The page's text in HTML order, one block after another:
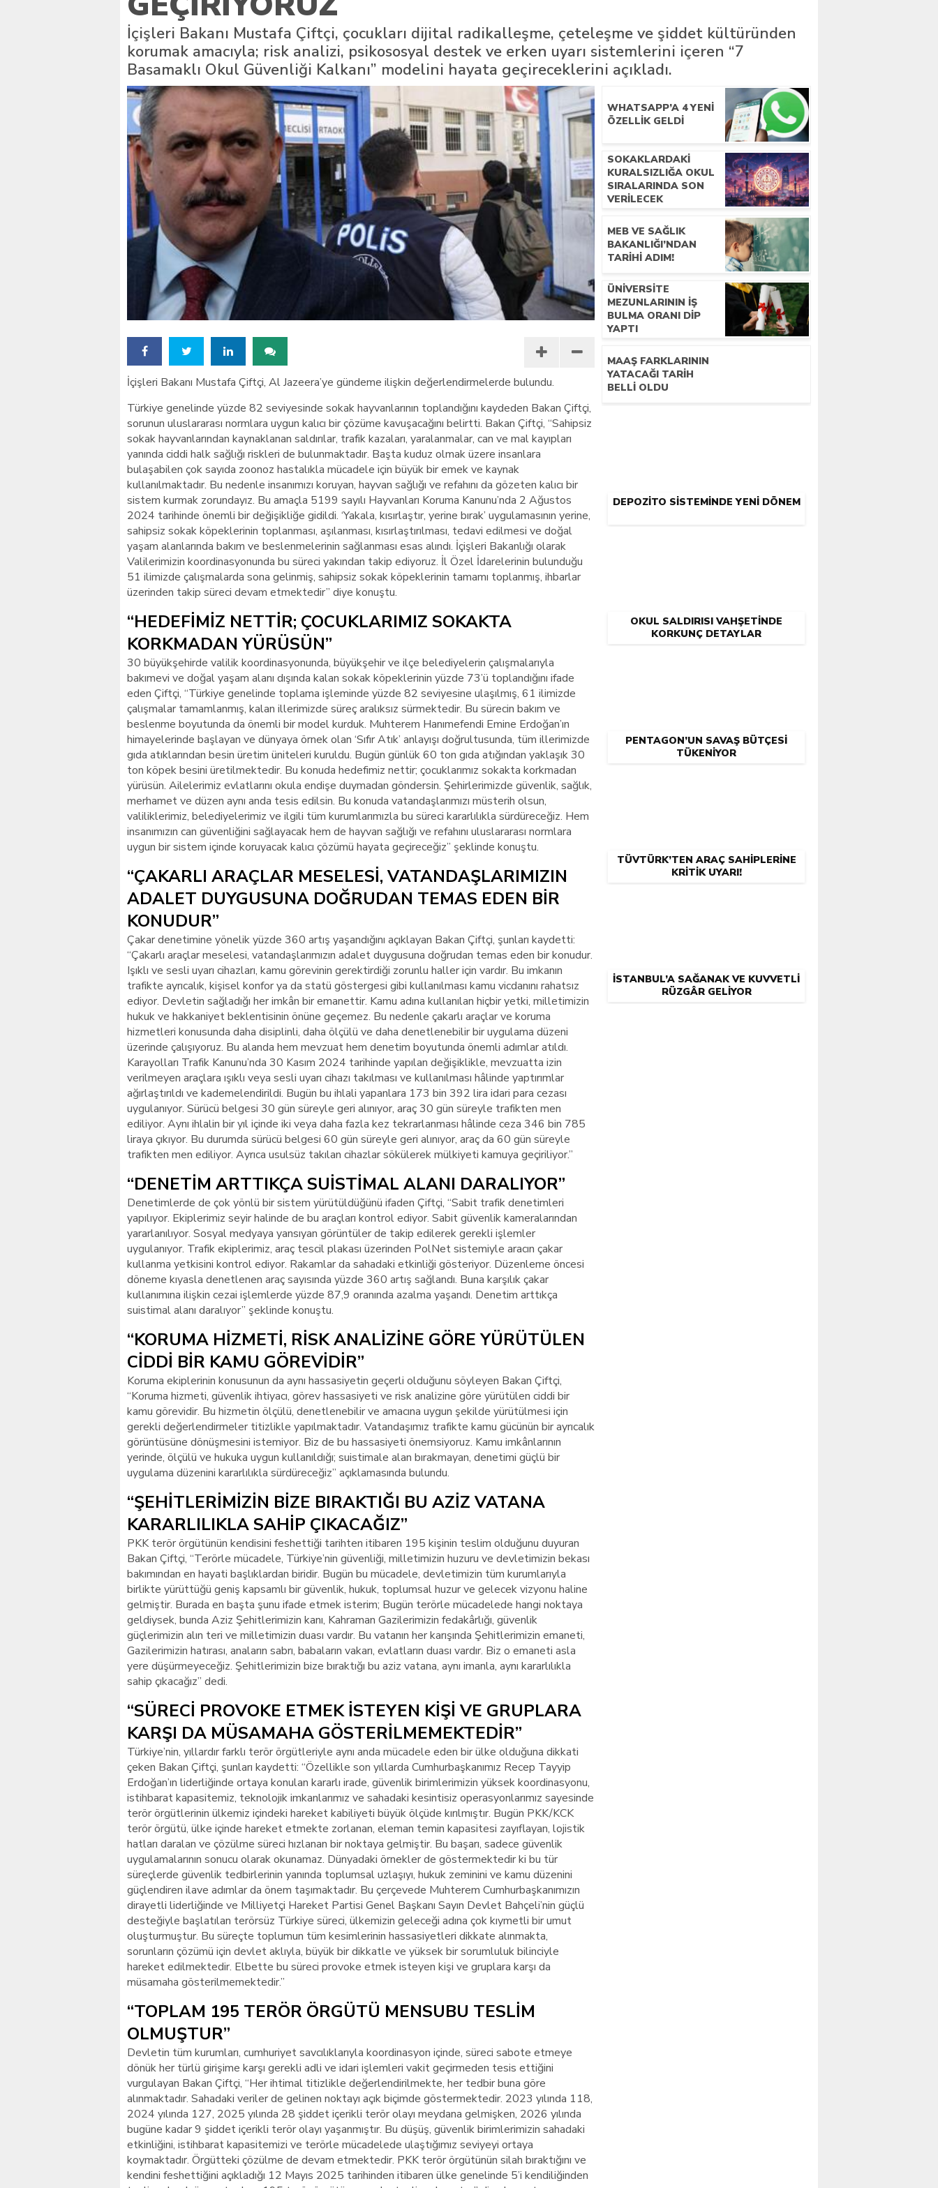
İstanbul’daki okullar için mescid talimatı
İçişleri Bakanı Mustafa Çiftçi, çocukları dijital radikalleşme, çeteleşme ve şiddet kültüründen
korumak amacıyla; risk analizi, psikososyal destek ve erken uyarı sistemlerini içeren “7
Basamaklı Okul Güvenliği Kalkanı” modelini hayata geçireceklerini açıkladı.
İçişleri Bakanı Mustafa Çiftçi, Al Jazeera’ye gündeme ilişkin değerlendirmelerde bulundu.
Türkiye genelinde yüzde 82 seviyesinde sokak hayvanlarının toplandığını kaydeden Bakan Çiftçi,
sorunun uluslararası normlara uygun kalıcı bir çözüme kavuşacağını belirtti. Bakan Çiftçi, “Sahipsiz
sokak hayvanlarından kaynaklanan saldırılar, trafik kazaları, yaralanmalar, can ve mal kayıpları
yanında ciddi halk sağlığı riskleri de bulunmaktadır. Başta kuduz olmak üzere insanlara
bulaşabilen çok sayıda zoonoz hastalıkla mücadele için büyük bir emek ve kaynak
kullanılmaktadır. Bu nedenle insanımızı koruyan, hayvan sağlığı ve refahını da gözeten kalıcı bir
sistem kurmak zorundayız. Bu amaçla 5199 sayılı Hayvanları Koruma Kanunu’nda 2 Ağustos
2024 tarihinde önemli bir değişikliğe gidildi. ‘Yakala, kısırlaştır, yerine bırak’ uygulamasının yerine,
sahipsiz sokak köpeklerinin toplanması, aşılanması, kısırlaştırılması, tedavi edilmesi ve doğal
yaşam alanlarında bakım ve beslenmelerinin sağlanması esas alındı. İçişleri Bakanlığı olarak
Valilerimizin koordinasyonunda bu süreci yakından takip ediyoruz. İl Özel İdarelerinin bulunduğu
51 ilimizde çalışmalarda sona gelinmiş, sahipsiz sokak köpeklerinin tamamı toplanmış, ihbarlar
üzerinden takip süreci devam etmektedir” diye konuştu.
“HEDEFİMİZ NETTİR; ÇOCUKLARIMIZ SOKAKTA
KORKMADAN YÜRÜSÜN”
30 büyükşehirde valilik koordinasyonunda, büyükşehir ve ilçe belediyelerin çalışmalarıyla
bakımevi ve doğal yaşam alanı dışında kalan sokak köpeklerinin yüzde 73’ü toplandığını ifade
eden Çiftçi, “Türkiye genelinde toplama işleminde yüzde 82 seviyesine ulaşılmış, 61 ilimizde
çalışmalar tamamlanmış, kalan illerimizde süreç aralıksız sürmektedir. Bu sürecin bakım ve
beslenme boyutunda da önemli bir model kurduk. Muhterem Hanımefendi Emine Erdoğan’ın
himayelerinde başlayan ve dünyaya örnek olan ‘Sıfır Atık’ anlayışı doğrultusunda, tüm illerimizde
gıda atıklarından besin üretim üniteleri kuruldu. Bugün günlük 60 ton gıda atığından yaklaşık 30
ton köpek besini üretilmektedir. Bu konuda hedefimiz nettir; çocuklarımız sokakta korkmadan
yürüsün. Ailelerimiz evlatlarını okula endişe duymadan göndersin. Şehirlerimizde güvenlik, sağlık,
merhamet ve düzen aynı anda tesis edilsin. Bu konuda vatandaşlarımızı müsterih olsun,
valiliklerimiz, belediyelerimiz ve ilgili tüm kurumlarımızla bu süreci kararlılıkla sürdüreceğiz. Hem
insanımızın can güvenliğini sağlayacak hem de hayvan sağlığı ve refahını uluslararası normlara
uygun bir sistem içinde koruyacak kalıcı çözümü hayata geçireceğiz” şeklinde konuştu.
“ÇAKARLI ARAÇLAR MESELESİ, VATANDAŞLARIMIZIN
ADALET DUYGUSUNA DOĞRUDAN TEMAS EDEN BİR
KONUDUR”
Çakar denetimine yönelik yüzde 360 artış yaşandığını açıklayan Bakan Çiftçi, şunları kaydetti:
“Çakarlı araçlar meselesi, vatandaşlarımızın adalet duygusuna doğrudan temas eden bir konudur.
Işıklı ve sesli uyarı cihazları, kamu görevinin gerektirdiği zorunlu haller için vardır. Bu imkanın
trafikte ayrıcalık, kişisel konfor ya da statü göstergesi gibi kullanılması kamu vicdanını rahatsız
ediyor. Devletin sağladığı her imkân bir emanettir. Kamu adına kullanılan hiçbir yetki, milletimizin
hukuk ve hakkaniyet beklentisinin önüne geçemez. Bu nedenle çakarlı araçlar ve koruma
hizmetleri konusunda daha disiplinli, daha ölçülü ve daha denetlenebilir bir uygulama düzeni
üzerinde çalışıyoruz. Bu alanda hem mevzuat hem denetim boyutunda önemli adımlar atıldı.
Karayolları Trafik Kanunu’nda 30 Kasım 2024 tarihinde yapılan değişiklikle, mevzuatta izin
verilmeyen araçlara ışıklı veya sesli uyarı cihazı takılması ve kullanılması hâlinde yaptırımlar
ağırlaştırıldı ve kademelendirildi. Bugün bu ihlali yapanlara 173 bin 392 lira idari para cezası
uygulanıyor. Sürücü belgesi 30 gün süreyle geri alınıyor, araç 30 gün süreyle trafikten men
ediliyor. Aynı ihlalin bir yıl içinde iki veya daha fazla kez tekrarlanması hâlinde ceza 346 bin 785
liraya çıkıyor. Bu durumda sürücü belgesi 60 gün süreyle geri alınıyor, araç da 60 gün süreyle
trafikten men ediliyor. Ayrıca usulsüz takılan cihazlar sökülerek mülkiyeti kamuya geçiriliyor.”
“DENETİM ARTTIKÇA SUİSTİMAL ALANI DARALIYOR”
Denetimlerde de çok yönlü bir sistem yürütüldüğünü ifaden Çiftçi, “Sabit trafik denetimleri
yapılıyor. Ekiplerimiz seyir halinde de bu araçları kontrol ediyor. Sabit güvenlik kameralarından
yararlanılıyor. Sosyal medyaya yansıyan görüntüler de takip edilerek gerekli işlemler
uygulanıyor. Trafik ekiplerimiz, araç tescil plakası üzerinden PolNet sistemiyle aracın çakar
kullanma yetkisini kontrol ediyor. Rakamlar da sahadaki etkinliği gösteriyor. Düzenleme öncesi
döneme kıyasla denetlenen araç sayısında yüzde 360 artış sağlandı. Buna karşılık çakar
kullanımına ilişkin cezai işlemlerde yüzde 87,9 oranında azalma yaşandı. Denetim arttıkça
suistimal alanı daralıyor” şeklinde konuştu.
“KORUMA HİZMETİ, RİSK ANALİZİNE GÖRE YÜRÜTÜLEN
CİDDİ BİR KAMU GÖREVİDİR”
Koruma ekiplerinin konusunun da aynı hassasiyetin geçerli olduğunu söyleyen Bakan Çiftçi,
“Koruma hizmeti, güvenlik ihtiyacı, görev hassasiyeti ve risk analizine göre yürütülen ciddi bir
kamu görevidir. Bu hizmetin ölçülü, denetlenebilir ve amacına uygun şekilde yürütülmesi için
gerekli değerlendirmeler titizlikle yapılmaktadır. Vatandaşımız trafikte kamu gücünün bir ayrıcalık
görüntüsüne dönüşmesini istemiyor. Biz de bu hassasiyeti önemsiyoruz. Kamu imkânlarının
yerinde, ölçülü ve hukuka uygun kullanıldığı; suistimale alan bırakmayan, denetimi güçlü bir
uygulama düzenini kararlılıkla sürdüreceğiz” açıklamasında bulundu.
“ŞEHİTLERİMİZİN BİZE BIRAKTIĞI BU AZİZ VATANA
KARARLILIKLA SAHİP ÇIKACAĞIZ”
PKK terör örgütünün kendisini feshettiği tarihten itibaren 195 kişinin teslim olduğunu duyuran
Bakan Çiftçi, “Terörle mücadele, Türkiye’nin güvenliği, milletimizin huzuru ve devletimizin bekası
bakımından en hayati başlıklardan biridir. Bugün bu mücadele, devletimizin tüm kurumlarıyla
birlikte yürüttüğü geniş kapsamlı bir güvenlik, hukuk, toplumsal huzur ve gelecek vizyonu haline
gelmiştir. Burada en başta şunu ifade etmek isterim; Bugün terörle mücadelede hangi noktaya
geldiysek, bunda Aziz Şehitlerimizin kanı, Kahraman Gazilerimizin fedakârlığı, güvenlik
güçlerimizin alın teri ve milletimizin duası vardır. Bu vatanın her karışında Şehitlerimizin emaneti,
Gazilerimizin hatırası, anaların sabrı, babaların vakarı, evlatların duası vardır. Biz o emaneti asla
yere düşürmeyeceğiz. Şehitlerimizin bize bıraktığı bu aziz vatana, aynı imanla, aynı kararlılıkla
sahip çıkacağız” dedi.
“SÜRECİ PROVOKE ETMEK İSTEYEN KİŞİ VE GRUPLARA
KARŞI DA MÜSAMAHA GÖSTERİLMEMEKTEDİR”
Türkiye’nin, yıllardır farklı terör örgütleriyle aynı anda mücadele eden bir ülke olduğuna dikkati
çeken Bakan Çiftçi, şunları kaydetti: “Özellikle son yıllarda Cumhurbaşkanımız Recep Tayyip
Erdoğan’ın liderliğinde ortaya konulan kararlı irade, güvenlik birimlerimizin yüksek koordinasyonu,
istihbarat kapasitemiz, teknolojik imkanlarımız ve sahadaki kesintisiz operasyonlarımız sayesinde
terör örgütlerinin ülkemiz içindeki hareket kabiliyeti büyük ölçüde kırılmıştır. Bugün PKK/KCK
terör örgütü, ülke içinde hareket etmekte zorlanan, eleman temin kapasitesi zayıflayan, lojistik
hatları daralan ve çözülme süreci hızlanan bir noktaya gelmiştir. Bu başarı, sadece güvenlik
uygulamalarının sonucu olarak okunamaz. Dünyadaki örnekler de göstermektedir ki bu tür
süreçlerde güvenlik tedbirlerinin yanında toplumsal uzlaşıyı, hukuk zeminini ve kamu düzenini
güçlendiren ilave adımlar da önem taşımaktadır. Bu çerçevede Muhterem Cumhurbaşkanımızın
dirayetli liderliğinde ve Milliyetçi Hareket Partisi Genel Başkanı Sayın Devlet Bahçeli’nin güçlü
desteğiyle başlatılan terörsüz Türkiye süreci, ülkemizin geleceği adına çok kıymetli bir umut
oluşturmuştur. Bu süreçte toplumun tüm kesimlerinin hassasiyetleri dikkate alınmakta,
sorunların çözümü için devlet aklıyla, büyük bir dikkatle ve yüksek bir sorumluluk bilinciyle
hareket edilmektedir. Elbette bu süreci provoke etmek isteyen kişi ve gruplara karşı da
müsamaha gösterilmemektedir.”
“TOPLAM 195 TERÖR ÖRGÜTÜ MENSUBU TESLİM
OLMUŞTUR”
Devletin tüm kurumları, cumhuriyet savcılıklarıyla koordinasyon içinde, süreci sabote etmeye
dönük her türlü girişime karşı gerekli adli ve idari işlemleri vakit geçirmeden tesis ettiğini
vurgulayan Bakan Çiftçi, “Her ihtimal titizlikle değerlendirilmekte, her tedbir buna göre
alınmaktadır. Sahadaki veriler de gelinen noktayı açık biçimde göstermektedir. 2023 yılında 118,
2024 yılında 127, 2025 yılında 28 şiddet içerikli terör olayı meydana gelmişken, 2026 yılında
bugüne kadar 9 şiddet içerikli terör olayı yaşanmıştır. Bu düşüş, güvenlik birimlerimizin sahadaki
etkinliğini, istihbarat kapasitemizi ve terörle mücadelede ulaştığımız seviyeyi ortaya
koymaktadır. Örgütteki çözülme de devam etmektedir. PKK terör örgütünün silah bıraktığını ve
kendini feshettiğini açıkladığı 12 Mayıs 2025 tarihinden itibaren ülke genelinde 5’i kendiliğinden
WHATSAPP’A 4 YENI
ÖZELLIK GELDI
SOKAKLARDAKI
KURALSIZLIĞA OKUL
SIRALARINDA SON
VERILECEK
MEB VE SAĞLIK
BAKANLIĞI’NDAN
TARIHI ADIM!
ÜNIVERSITE
MEZUNLARININ IŞ
BULMA ORANI DIP
YAPTI
MAAŞ FARKLARININ
YATACAĞI TARIH
BELLI OLDU
DEPOZITO SISTEMINDE YENI DÖNEM
OKUL SALDIRISI VAHŞETINDE
KORKUNÇ DETAYLAR
PENTAGON’UN SAVAŞ BÜTÇESI
TÜKENIYOR
TÜVTÜRK’TEN ARAÇ SAHIPLERINE
KRITIK UYARI!
İSTANBUL’A SAĞANAK VE KUVVETLI
RÜZGÂR GELIYOR